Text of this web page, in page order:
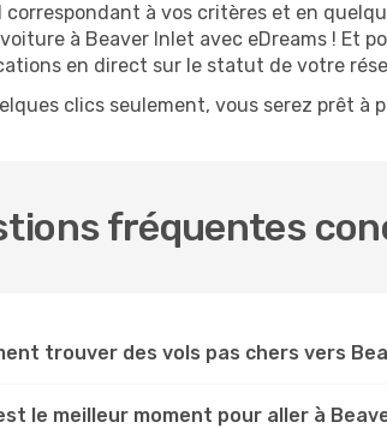
correspondant à vos critères et en
à Beaver Inlet avec eDreams ! Et
en direct sur le statut de votre
clics seulement, vous serez prêt à
fréquentes
trouver des vols pas chers vers
le meilleur moment pour aller à